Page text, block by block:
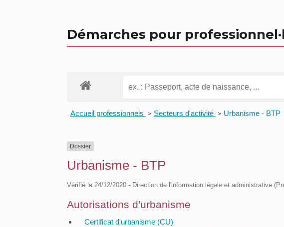
Démarches pour professionnel
Accueil professionnels > Secteurs d'activité > Urbanisme - BTP
Dossier
Urbanisme - BTP
Vérifié le 24/12/2020 - Direction de l'information légale et administrative
Autorisations d'urbanisme
Certificat d'urbanisme (CU)